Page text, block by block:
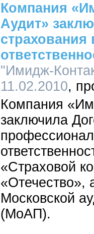
Компания
Аудит»
"Имидж-
11.02.2010
Компания
заключила
«Страховой
«Отечество»,
Московской
(МоАП).